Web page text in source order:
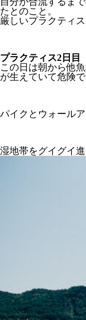
たとのこと。
厳しいプラクティ
プラクティス2日目
この日は朝から他
が生えていて危険
パイクとウォール
湿地帯をグイグイ